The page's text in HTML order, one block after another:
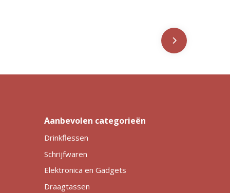
Aanbevolen categorieën
Drinkflessen
Schrijfwaren
Elektronica en Gadgets
Draagtassen